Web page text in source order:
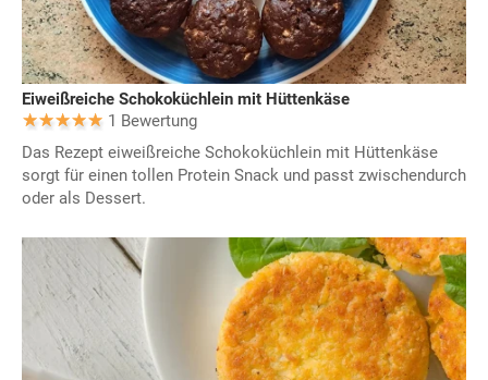
Eiweißreiche Schokoküchlein mit Hüttenkäse
1 Bewertung
Das Rezept eiweißreiche Schokoküchlein mit Hüttenkäse
sorgt für einen tollen Protein Snack und passt zwischendurch
oder als Dessert.